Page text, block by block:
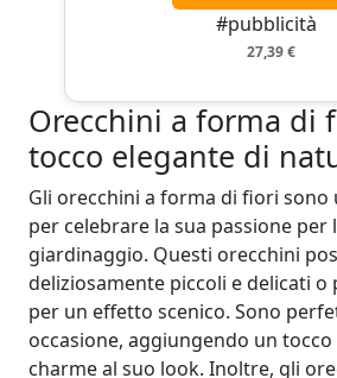
#pubblicità
27,39 €
Orecchini a forma di
tocco elegante di
Gli orecchini a forma di fiori
per celebrare la sua passione per
giardinaggio. Questi orecchini
deliziosamente piccoli e delicati
per un effetto scenico. Sono
occasione, aggiungendo un tocco
charme al suo look. Inoltre, gli